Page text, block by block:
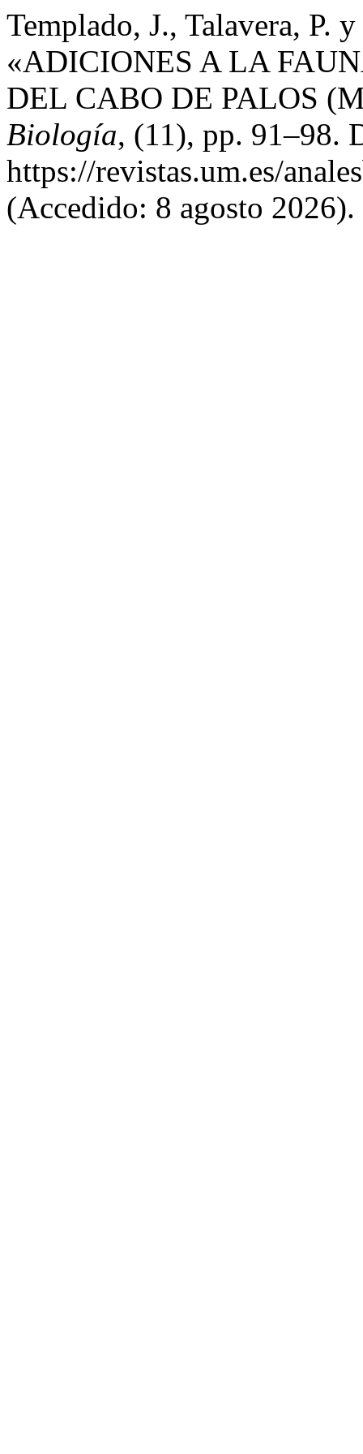
Templado, J., Talavera, P.
«ADICIONES A LA
DEL CABO DE PALOS
Biología, (11), pp. 91–98.
https://revistas.um.es/
(Accedido: 8 agosto 2026).